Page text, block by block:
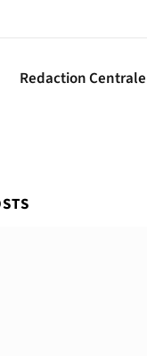
Redaction Centrale